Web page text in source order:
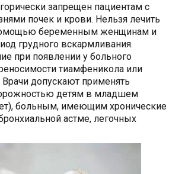
запрещен пациентам с
почек и крови. Нельзя лечить
беременным женщинам и
грудного вскармливания.
при появлении у больного
тиамфеникола или
Врачи допускают применять
детям в младшем
больным, имеющим хронические
астме, легочных